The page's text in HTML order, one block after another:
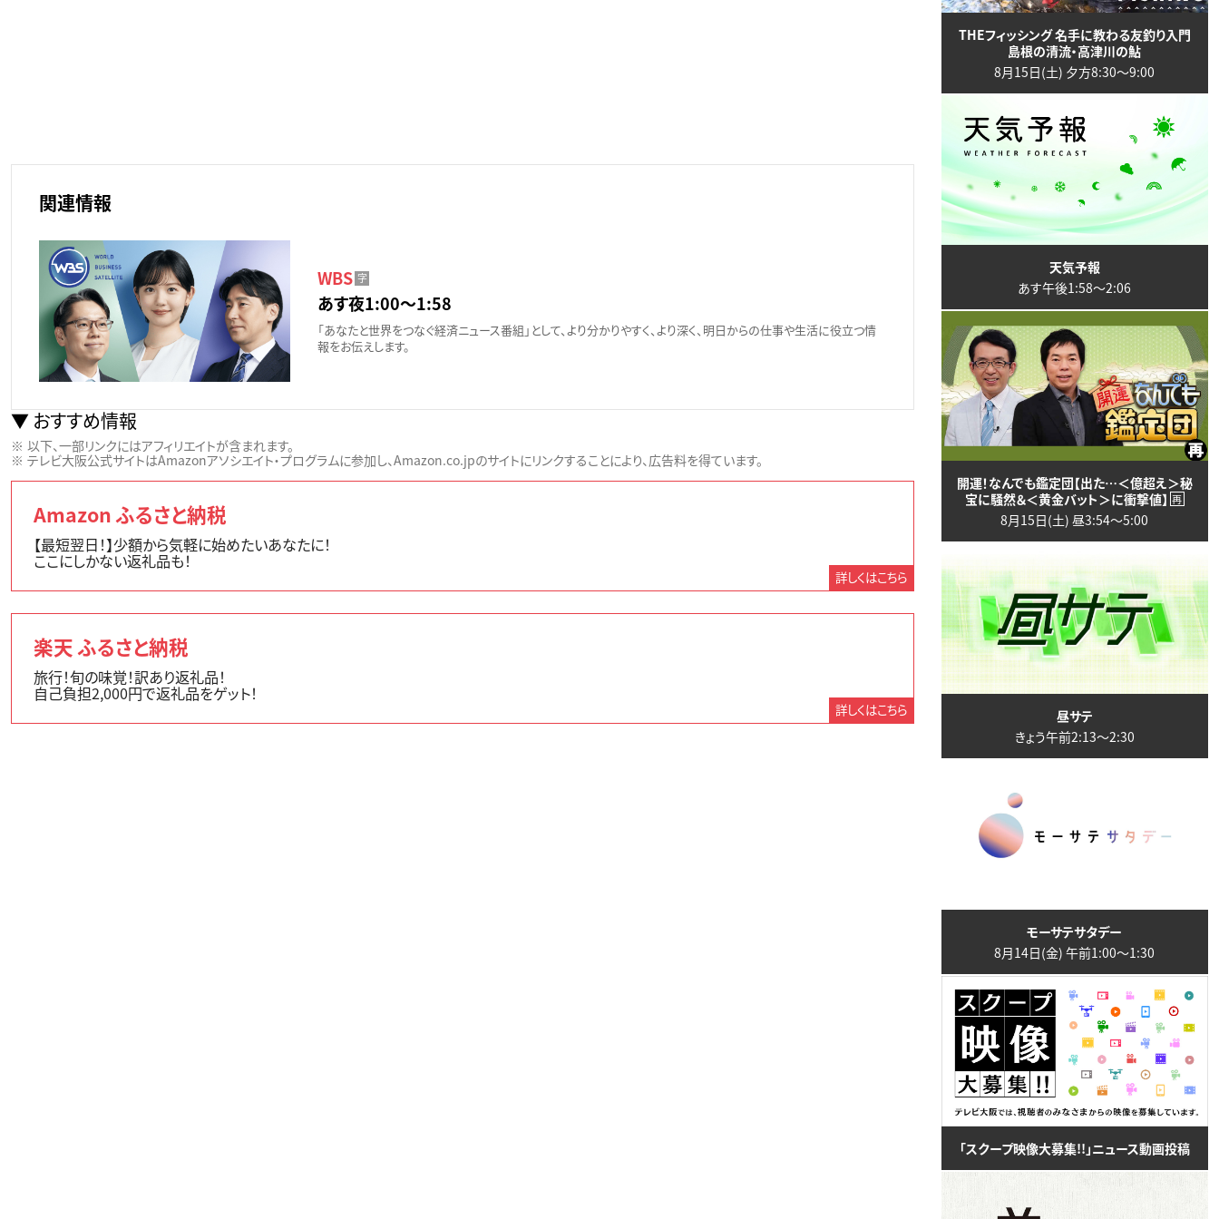
関連情報
WBS 字
あす夜1:00〜1:58
「あなたと世界をつなぐ経済ニュース番組」として、より分かりやすく、より深く、明日からの仕事や生活に役立つ情
報をお伝えします。
おすすめ情報
以下、一部リンクにはアフィリエイトが含まれます。
テレビ大阪公式サイトはAmazonアソシエイト・プログラムに参加し、Amazon.co.jpのサイトにリンクすることにより、広告料を得ています。
Amazon ふるさと納税
【最短翌日！】少額から気軽に始めたいあなたに！
ここにしかない返礼品も！
詳しくはこちら
楽天 ふるさと納税
旅行！旬の味覚！訳あり返礼品！
自己負担2,000円で返礼品をゲット！
詳しくはこちら
THEフィッシング 名手に教わる友釣り入門
島根の清流・高津川の鮎
8月15日(土) 夕方8:30〜9:00
天気予報
あす午後1:58〜2:06
開運！なんでも鑑定団【出た…＜億超え＞秘
宝に騒然＆＜黄金バット＞に衝撃値】 再
8月15日(土) 昼3:54〜5:00
昼サテ
きょう午前2:13〜2:30
モーサテサタデー
8月14日(金) 午前1:00〜1:30
「スクープ映像大募集!!」ニュース動画投稿